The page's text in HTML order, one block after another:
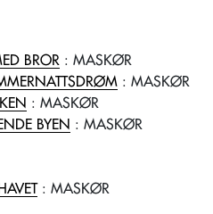
BROR : MASKØR
: MASKØR
: MASKØR
BYEN : MASKØR
: MASKØR